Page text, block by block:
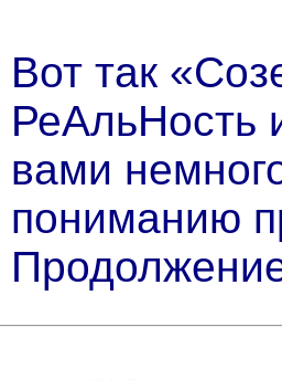
Вот так
РеАльНость
вами
пониманию